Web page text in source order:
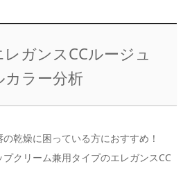
ガンスCCルージュ
ラー分析
乾燥に困っている方におすすめ！
クリーム兼用タイプのエレガンスCC